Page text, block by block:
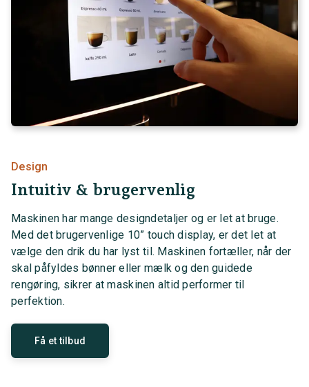
Design
Intuitiv & brugervenlig
Maskinen har mange designdetaljer og er let at bruge.
Med det brugervenlige 10” touch display, er det let at
vælge den drik du har lyst til. Maskinen fortæller, når der
skal påfyldes bønner eller mælk og den guidede
rengøring, sikrer at maskinen altid performer til
perfektion.
Få et tilbud